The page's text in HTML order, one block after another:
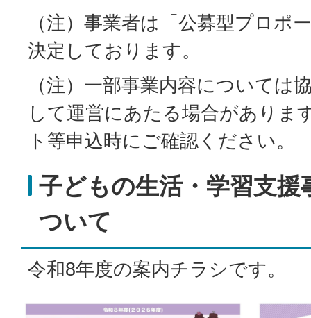
（注）事業者は「公募型プロポ
決定しております。
（注）一部事業内容については
して運営にあたる場合がありま
ト等申込時にご確認ください。
子どもの生活・学習支援
ついて
令和8年度の案内チラシです。